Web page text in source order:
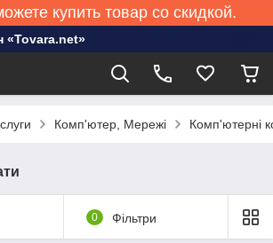
купить товар со скидкой.
«Tovara.net»
Комп'ютер, Мережі Комп'ютерні
0 Фільтри